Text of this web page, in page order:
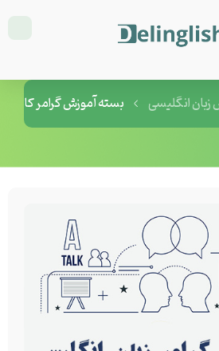
کاربردی زبانماه
انگلیسی بسته آموزش گرامر